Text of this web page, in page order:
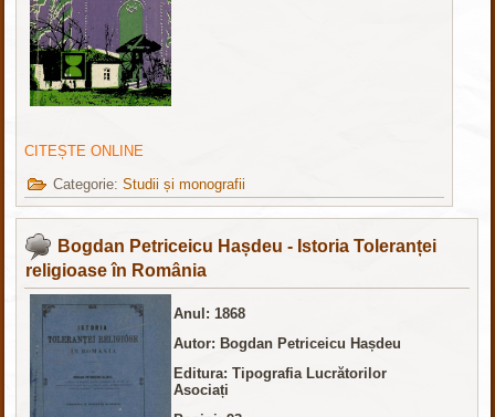
CITEȘTE ONLINE
Categorie:Studii și monografii
Bogdan Petriceicu Hașdeu - Istoria Toleranței
religioase în România
Anul: 1868
Autor: Bogdan Petriceicu Hașdeu
Editura: Tipografia Lucrătorilor
Asociați